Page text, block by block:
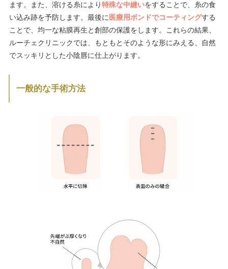
ます。また、溶ける糸により特殊な中縫いをすることで、糸の食
い込み跡を予防します。最後に医療用ボンドでコーティングする
ことで、均一な粘膜再生と創部の保護をします。これらの結果、
ルーチェクリニックでは、もともとそのような形にみえる、自然
でスッキリとした小陰唇に仕上がります。
一般的な手術方法